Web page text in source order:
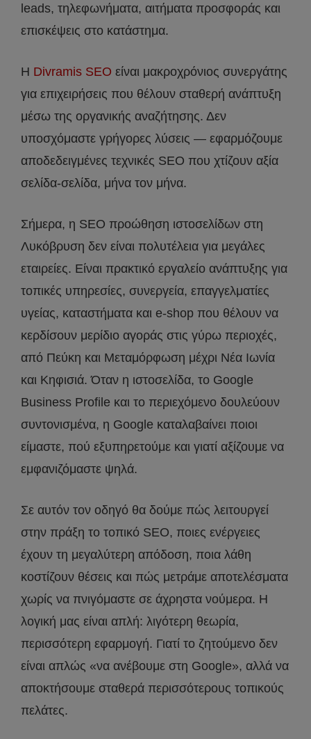
leads, τηλεφωνήματα, αιτήματα προσφοράς και
επισκέψεις στο κατάστημα.
Η Divramis SEO είναι μακροχρόνιος συνεργάτης
για επιχειρήσεις που θέλουν σταθερή ανάπτυξη
μέσω της οργανικής αναζήτησης. Δεν
υποσχόμαστε γρήγορες λύσεις — εφαρμόζουμε
αποδεδειγμένες τεχνικές SEO που χτίζουν αξία
σελίδα-σελίδα, μήνα τον μήνα.
Σήμερα, η SEO προώθηση ιστοσελίδων στη
Λυκόβρυση δεν είναι πολυτέλεια για μεγάλες
εταιρείες. Είναι πρακτικό εργαλείο ανάπτυξης για
τοπικές υπηρεσίες, συνεργεία, επαγγελματίες
υγείας, καταστήματα και e-shop που θέλουν να
κερδίσουν μερίδιο αγοράς στις γύρω περιοχές,
από Πεύκη και Μεταμόρφωση μέχρι Νέα Ιωνία
και Κηφισιά. Όταν η ιστοσελίδα, το Google
Business Profile και το περιεχόμενο δουλεύουν
συντονισμένα, η Google καταλαβαίνει ποιοι
είμαστε, πού εξυπηρετούμε και γιατί αξίζουμε να
εμφανιζόμαστε ψηλά.
Σε αυτόν τον οδηγό θα δούμε πώς λειτουργεί
στην πράξη το τοπικό SEO, ποιες ενέργειες
έχουν τη μεγαλύτερη απόδοση, ποια λάθη
κοστίζουν θέσεις και πώς μετράμε αποτελέσματα
χωρίς να πνιγόμαστε σε άχρηστα νούμερα. Η
λογική μας είναι απλή: λιγότερη θεωρία,
περισσότερη εφαρμογή. Γιατί το ζητούμενο δεν
είναι απλώς «να ανέβουμε στη Google», αλλά να
αποκτήσουμε σταθερά περισσότερους τοπικούς
πελάτες.